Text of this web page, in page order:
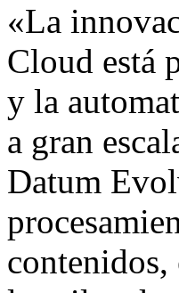
«La
Cloud está
y la
a gran
Datum
contenidos,